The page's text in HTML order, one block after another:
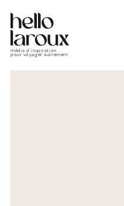
média d’inspiration
pour voyager autrement